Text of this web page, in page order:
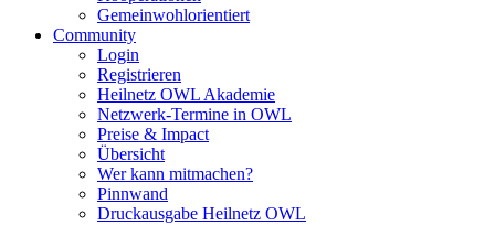
Gemeinwohlorientiert
Community
Login
Registrieren
Heilnetz OWL Akademie
Netzwerk-Termine in OWL
Preise & Impact
Übersicht
Wer kann mitmachen?
Pinnwand
Druckausgabe Heilnetz OWL